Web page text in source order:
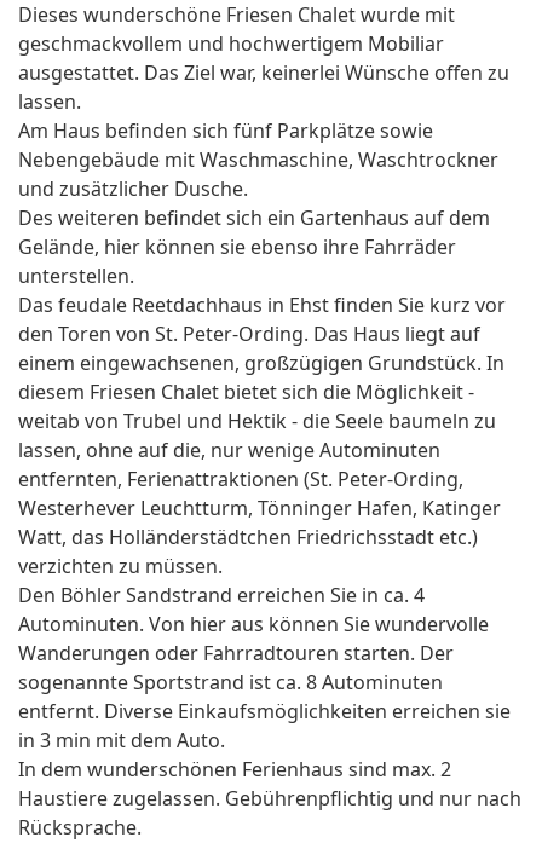
Dieses wunderschöne Friesen Chalet wurde mit
geschmackvollem und hochwertigem Mobiliar
ausgestattet. Das Ziel war, keinerlei Wünsche offen zu
lassen.
Am Haus befinden sich fünf Parkplätze sowie
Nebengebäude mit Waschmaschine, Waschtrockner
und zusätzlicher Dusche.
Des weiteren befindet sich ein Gartenhaus auf dem
Gelände, hier können sie ebenso ihre Fahrräder
unterstellen.
Das feudale Reetdachhaus in Ehst finden Sie kurz vor
den Toren von St. Peter-Ording. Das Haus liegt auf
einem eingewachsenen, großzügigen Grundstück. In
diesem Friesen Chalet bietet sich die Möglichkeit -
weitab von Trubel und Hektik - die Seele baumeln zu
lassen, ohne auf die, nur wenige Autominuten
entfernten, Ferienattraktionen (St. Peter-Ording,
Westerhever Leuchtturm, Tönninger Hafen, Katinger
Watt, das Holländerstädtchen Friedrichsstadt etc.)
verzichten zu müssen.
Den Böhler Sandstrand erreichen Sie in ca. 4
Autominuten. Von hier aus können Sie wundervolle
Wanderungen oder Fahrradtouren starten. Der
sogenannte Sportstrand ist ca. 8 Autominuten
entfernt. Diverse Einkaufsmöglichkeiten erreichen sie
in 3 min mit dem Auto.
In dem wunderschönen Ferienhaus sind max. 2
Haustiere zugelassen. Gebührenpflichtig und nur nach
Rücksprache.